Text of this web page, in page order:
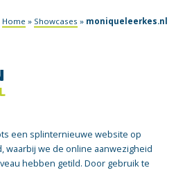
Home » Showcases » moniqueleerkes.nl
een splinternieuwe website op
waarbij we de online aanwezigheid
hebben getild. Door gebruik te